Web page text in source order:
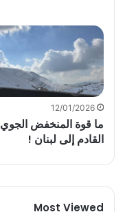
12/01/2026
ما قوة المنخفض الجوي
القادم إلى لبنان !
Most Viewed